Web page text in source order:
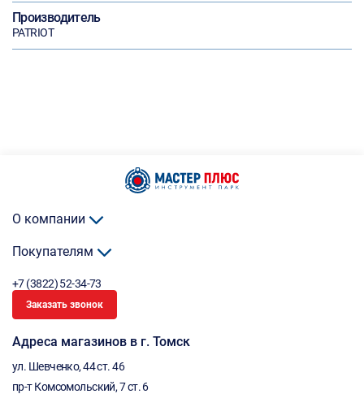
Производитель
PATRIOT
О компании
Покупателям
+7 (3822) 52-34-73
Заказать звонок
Адреса магазинов в г. Томск
ул. Шевченко, 44 ст. 46
пр-т Комсомольский, 7 ст. 6